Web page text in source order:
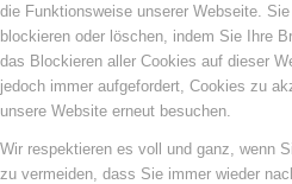
die Funktionsweise unserer Webseite.
blockieren oder löschen, indem Sie Ihre
das Blockieren aller Cookies auf dieser
jedoch immer aufgefordert, Cookies zu
unsere Website erneut besuchen.
Wir respektieren es voll und ganz, wenn
zu vermeiden, dass Sie immer wieder